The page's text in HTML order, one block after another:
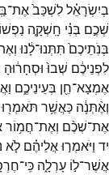
בְיִשְׂרָאֵ֗ללִשְׁכַּב֙אֶת־
שְׁכֶ֣ם בְּנִ֗י חָֽשְׁקָ֤ה
בְּנֹֽתֵיכֶם֙ תִּתְּנוּ־לָ֔נוּ
לִפְנֵיכֶ֔ם שְׁבוּ֙ וּסְחָר֔וּהָ
אֶמְצָא־חֵ֖ן בְּעֵינֵיכֶ֑ם
וְאֶ֨תְּנָ֔ה כַּאֲשֶׁ֥ר תֹּאמְר֖וּ
אֶת־שְׁכֶ֨ם וְאֶת־חֲמ֥וֹר
יד וַיֹּאמְר֣וּאֲלֵיהֶ֗ם לֹ֤א
אֲשֶׁר־ל֣וֹ עָרְלָ֑ה כִּֽי־